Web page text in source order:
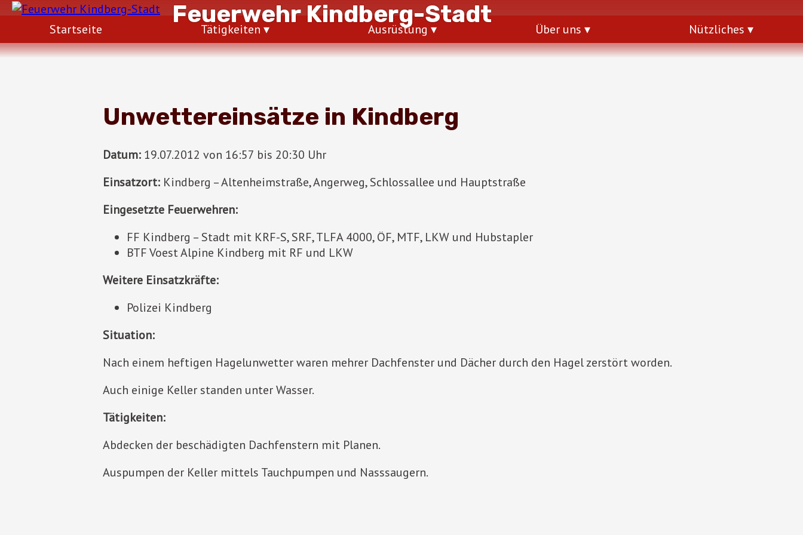
Feuerwehr Kindberg-Stadt
Startseite Tätigkeiten Ausrüstung Über uns Nützliches
Unwettereinsätze in Kindberg
Datum: 19.07.2012 von 16:57 bis 20:30 Uhr
Einsatzort: Kindberg – Altenheimstraße, Angerweg, Schlossallee und Hauptstraße
Eingesetzte Feuerwehren:
FF Kindberg – Stadt mit KRF-S, SRF, TLFA 4000, ÖF, MTF, LKW und Hubstapler
BTF Voest Alpine Kindberg mit RF und LKW
Weitere Einsatzkräfte:
Polizei Kindberg
Situation:
Nach einem heftigen Hagelunwetter waren mehrer Dachfenster und Dächer durch den Hagel zerstört worden.
Auch einige Keller standen unter Wasser.
Tätigkeiten:
Abdecken der beschädigten Dachfenstern mit Planen.
Auspumpen der Keller mittels Tauchpumpen und Nasssaugern.